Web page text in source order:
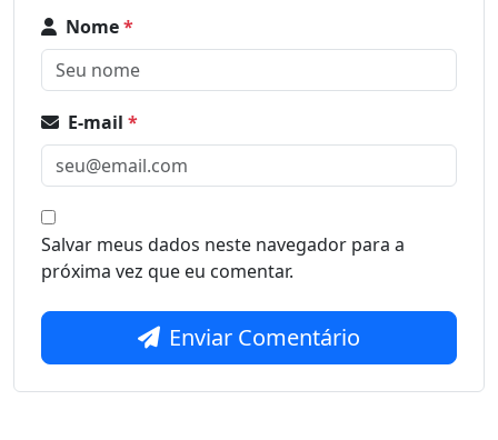
Nome*
E-mail *
Salvar meus dados neste navegador para a
próxima vez que eu comentar.
Enviar Comentário